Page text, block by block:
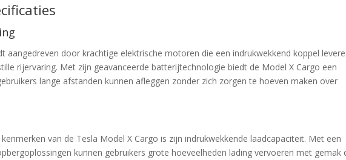
aangedreven door krachtige elektrische motoren die een indrukwekkend koppel
rijervaring. Met zijn geavanceerde batterijtechnologie biedt de Model X Cargo een
lange afstanden kunnen afleggen zonder zich zorgen te hoeven maken over
van de Tesla Model X Cargo is zijn indrukwekkende laadcapaciteit. Met een
kunnen gebruikers grote hoeveelheden lading vervoeren met gemak